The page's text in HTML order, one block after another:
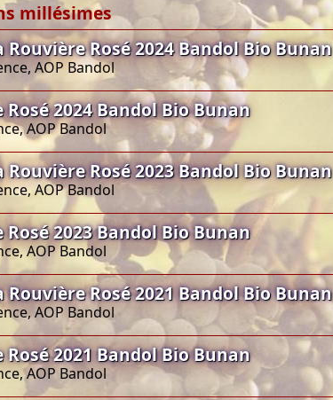
millésimes
Rosé 2024 Bandol Bio Bunan
AOP Bandol
2024 Bandol Bio Bunan
AOP Bandol
Rosé 2023 Bandol Bio Bunan
AOP Bandol
2023 Bandol Bio Bunan
AOP Bandol
Rosé 2021 Bandol Bio Bunan
AOP Bandol
2021 Bandol Bio Bunan
AOP Bandol